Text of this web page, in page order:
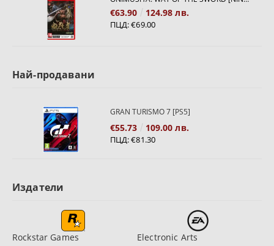
€63.90 124.98 лв.
ПЦД:€69.00
Най-продавани
GRAN TURISMO 7 [PS5]
€55.73 109.00 лв.
ПЦД:€81.30
Издатели
Rockstar Games Electronic Arts